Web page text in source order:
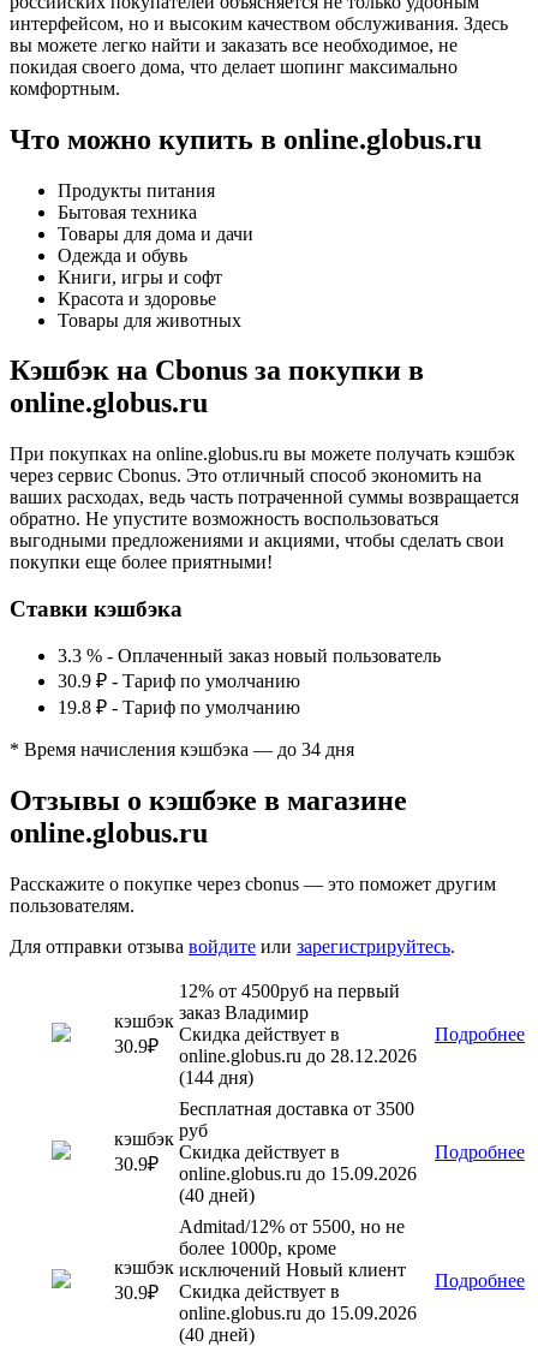
интерфейсом, но и высоким качеством обслуживания. Здесь
вы можете легко найти и заказать все необходимое, не
покидая своего дома, что делает шопинг максимально
комфортным.
Что можно купить в online.globus.ru
Продукты питания
Бытовая техника
Товары для дома и дачи
Одежда и обувь
Книги, игры и софт
Красота и здоровье
Товары для животных
Кэшбэк на Cbonus за покупки в
online.globus.ru
При покупках на online.globus.ru вы можете получать кэшбэк
через сервис Cbonus. Это отличный способ экономить на
ваших расходах, ведь часть потраченной суммы возвращается
обратно. Не упустите возможность воспользоваться
выгодными предложениями и акциями, чтобы сделать свои
покупки еще более приятными!
Ставки кэшбэка
3.3 % - Оплаченный заказ новый пользователь
30.9 ₽ - Тариф по умолчанию
19.8 ₽ - Тариф по умолчанию
* Время начисления кэшбэка — до 34 дня
Отзывы о кэшбэке в магазине
online.globus.ru
Расскажите о покупке через cbonus — это поможет другим
пользователям.
Для отправки отзыва войдите или зарегистрируйтесь.
кэшбэк
30.9₽
12% от 4500руб на первый
заказ Владимир
Скидка действует в
online.globus.ru до 28.12.2026
(144 дня)
Подробнее
кэшбэк
30.9₽
Бесплатная доставка от 3500
руб
Скидка действует в
online.globus.ru до 15.09.2026
(40 дней)
Подробнее
кэшбэк
30.9₽
Admitad/12% от 5500, но не
более 1000р, кроме
исключений Новый клиент
Скидка действует в
online.globus.ru до 15.09.2026
(40 дней)
Подробнее